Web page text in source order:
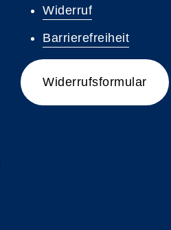
Widerruf
Barrierefreiheit
Widerrufsformular